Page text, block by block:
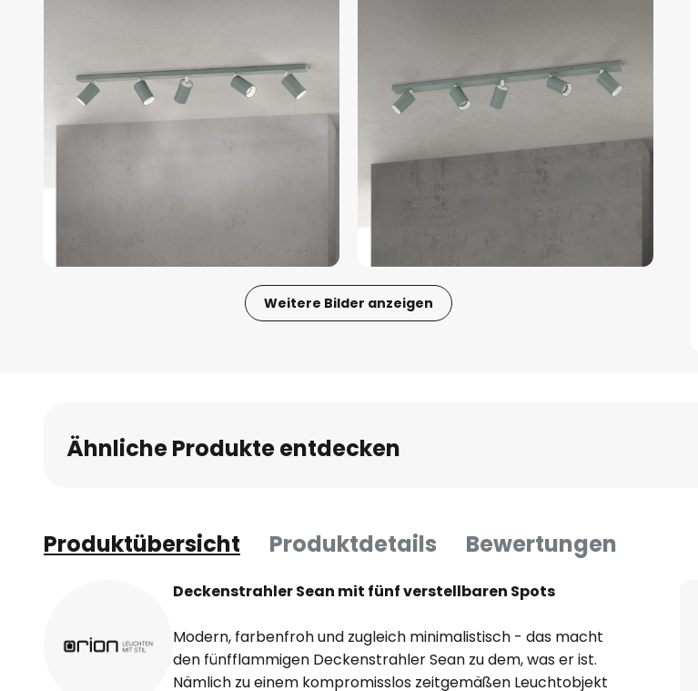
Weitere Bilder anzeigen
Ähnliche Produkte entdecken
Produktübersicht Produktdetails Bewertungen
Deckenstrahler Sean mit fünf verstellbaren Spots
Modern, farbenfroh und zugleich minimalistisch - das macht
den fünfflammigen Deckenstrahler Sean zu dem, was er ist.
Nämlich zu einem kompromisslos zeitgemäßen Leuchtobjekt